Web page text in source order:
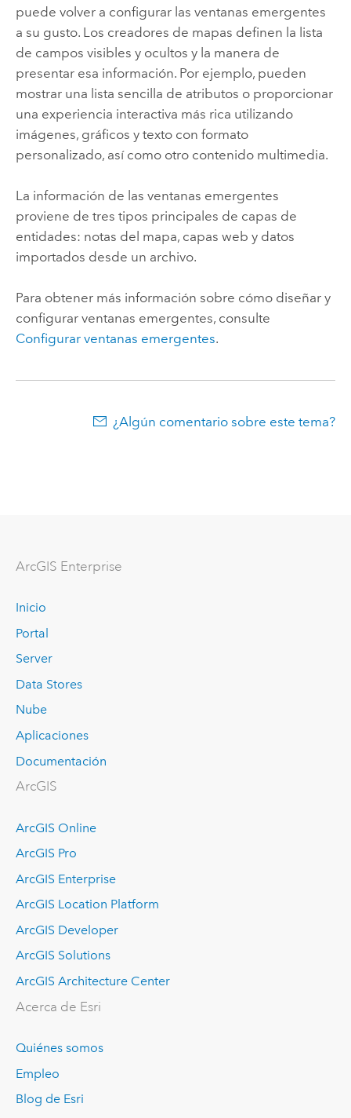
puede volver a configurar las ventanas emergentes
a su gusto. Los creadores de mapas definen la lista
de campos visibles y ocultos y la manera de
presentar esa información. Por ejemplo, pueden
mostrar una lista sencilla de atributos o proporcionar
una experiencia interactiva más rica utilizando
imágenes, gráficos y texto con formato
personalizado, así como otro contenido multimedia.
La información de las ventanas emergentes
proviene de tres tipos principales de capas de
entidades: notas del mapa, capas web y datos
importados desde un archivo.
Para obtener más información sobre cómo diseñar y
configurar ventanas emergentes, consulte
Configurar ventanas emergentes.
¿Algún comentario sobre este tema?
ArcGIS Enterprise
Inicio
Portal
Server
Data Stores
Nube
Aplicaciones
Documentación
ArcGIS
ArcGIS Online
ArcGIS Pro
ArcGIS Enterprise
ArcGIS Location Platform
ArcGIS Developer
ArcGIS Solutions
ArcGIS Architecture Center
Acerca de Esri
Quiénes somos
Empleo
Blog de Esri